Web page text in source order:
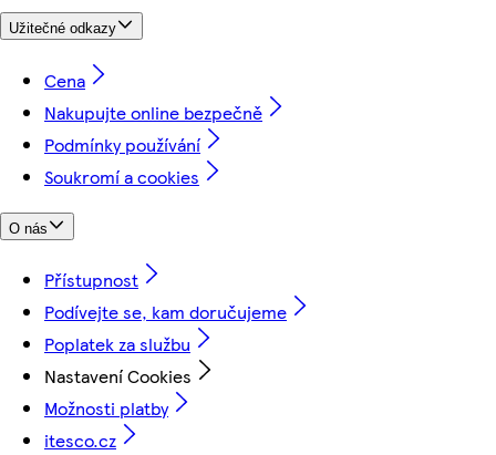
Užitečné odkazy
Cena
Nakupujte online bezpečně
Podmínky používání
Soukromí a cookies
O nás
Přístupnost
Podívejte se, kam doručujeme
Poplatek za službu
Nastavení Cookies
Možnosti platby
itesco.cz